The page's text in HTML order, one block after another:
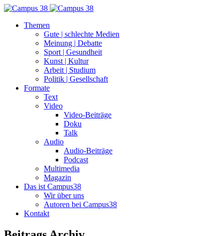
Themen
Gute | schlechte Medien
Meinung | Debatte
Sport | Gesundheit
Kunst | Kultur
Arbeit | Studium
Politik | Gesellschaft
Formate
Text
Video
Video-Beiträge
Doku
Talk
Audio
Audio-Beiträge
Podcast
Multimedia
Magazin
Das ist Campus38
Wir über uns
Autoren bei Campus38
Kontakt